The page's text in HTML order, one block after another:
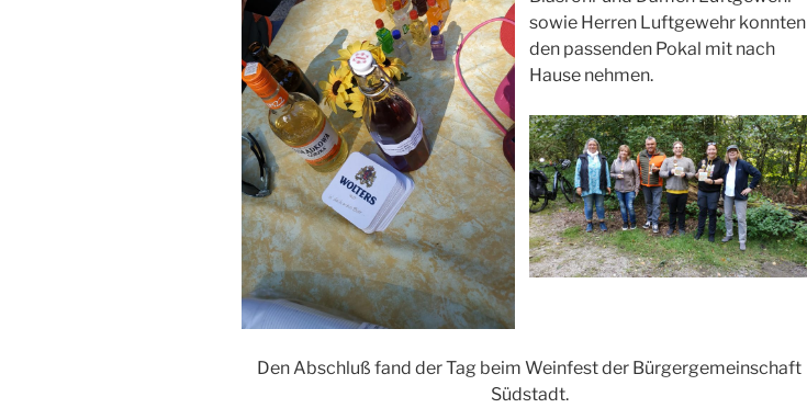
sowie Herren Luftgewehr konnten
den passenden Pokal mit nach
Hause nehmen.
Den Abschluß fand der Tag beim Weinfest der Bürgergemeinschaft
Südstadt.